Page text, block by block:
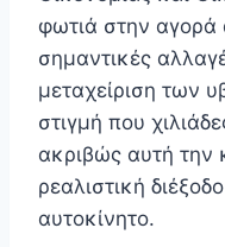
φωτιά στην αγορά
σημαντικές
μεταχείριση των
στιγμή που
ακριβώς αυτή την
ρεαλιστική
αυτοκίνητο.